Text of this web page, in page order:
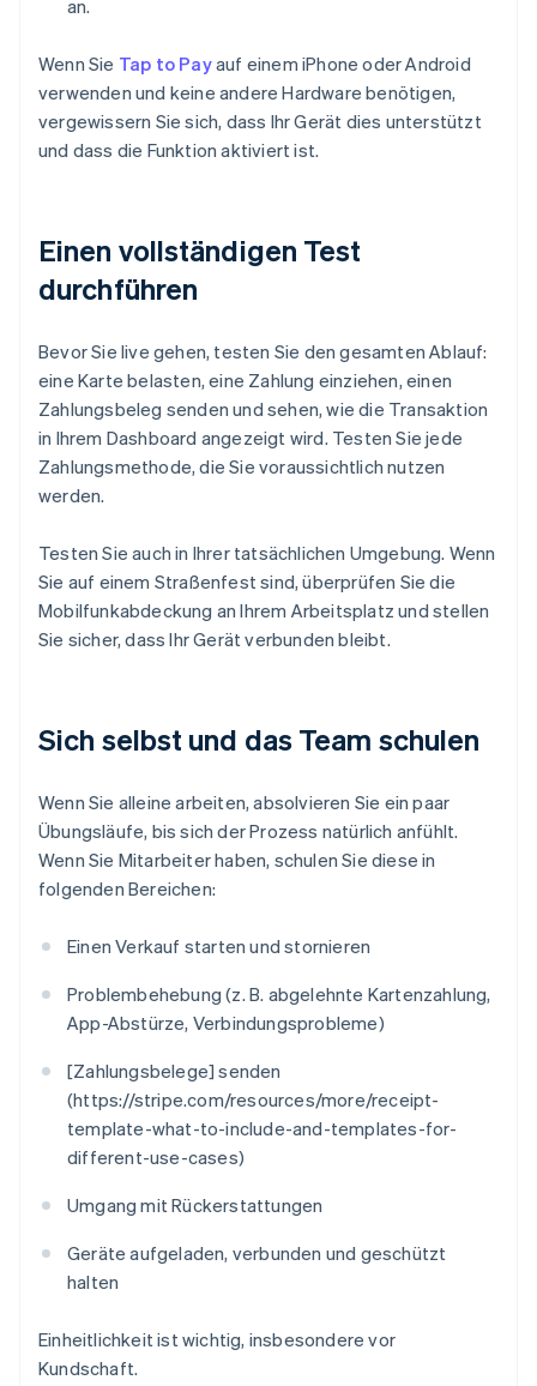
an.
Wenn Sie Tap to Payauf einem iPhone oder Android
verwenden und keine andere Hardware benötigen,
vergewissern Sie sich, dass Ihr Gerät dies unterstützt
und dass die Funktion aktiviert ist.
Einen vollständigen Test
durchführen
Bevor Sie live gehen, testen Sie den gesamten Ablauf:
eine Karte belasten, eine Zahlung einziehen, einen
Zahlungsbeleg senden und sehen, wie die Transaktion
in Ihrem Dashboard angezeigt wird. Testen Sie jede
Zahlungsmethode, die Sie voraussichtlich nutzen
werden.
Testen Sie auch in Ihrer tatsächlichen Umgebung. Wenn
Sie auf einem Straßenfest sind, überprüfen Sie die
Mobilfunkabdeckung an Ihrem Arbeitsplatz und stellen
Sie sicher, dass Ihr Gerät verbunden bleibt.
Sich selbst und das Team schulen
Wenn Sie alleine arbeiten, absolvieren Sie ein paar
Übungsläufe, bis sich der Prozess natürlich anfühlt.
Wenn Sie Mitarbeiter haben, schulen Sie diese in
folgenden Bereichen:
Einen Verkauf starten und stornieren
Problembehebung (z. B. abgelehnte Kartenzahlung,
App-Abstürze, Verbindungsprobleme)
[Zahlungsbelege] senden
(https://stripe.com/resources/more/receipt-
template-what-to-include-and-templates-for-
different-use-cases)
Umgang mit Rückerstattungen
Geräte aufgeladen, verbunden und geschützt
halten
Einheitlichkeit ist wichtig, insbesondere vor
Kundschaft.